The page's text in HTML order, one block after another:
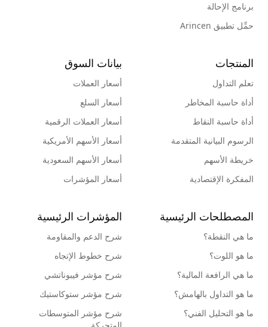
برنامج الإحالة
حمِّل تطبيق Arincen
المنتجات
تعلم التداول
أداة حاسبة المخاطر
أداة حاسبة النقاط
الرسوم البيانية المتقدمة
خريطة الأسهم
المفكرة الإقتصادية
بيانات السوق
أسعار العملات
أسعار السلع
أسعار العملات الرقمية
أسعار الأسهم الأمريكية
أسعار الأسهم السعودية
أسعار المؤشرات
المصطلحات الرئيسية
ما هي النقطة؟
ما هو اللوت؟
ما هي الرافعة المالية؟
ما هو التداول بالهامش؟
ما هو التحليل الفني؟
المؤشرات الرئيسية
شرح الدعم والمقاومة
شرح خطوط الإتجاه
شرح مؤشر فيبوناتشي
شرح مؤشر ستوكاستيك
شرح مؤشر المتوسطات